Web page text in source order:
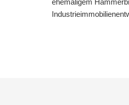
ehemaligem